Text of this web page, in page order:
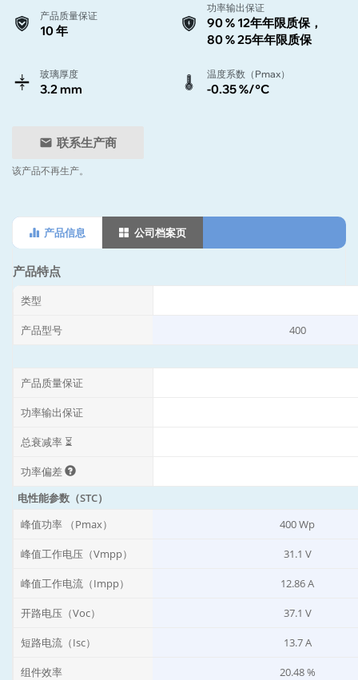
产品质量保证
10 年
功率输出保证
90 % 12年年限质保，
80 % 25年年限质保
玻璃厚度
3.2 mm
温度系数（Pmax）
-0.35 %/°C
联系生产商
该产品不再生产。
产品信息 公司档案页
产品特点
类型
产品型号 400
产品质量保证
功率输出保证
总衰减率 ⏳
功率偏差
电性能参数（STC）
峰值功率 （Pmax）
400 Wp
峰值工作电压（Vmpp） 31.1 V
峰值工作电流（Impp） 12.86 A
开路电压（Voc） 37.1 V
短路电流（Isc） 13.7 A
组件效率
20.48 %